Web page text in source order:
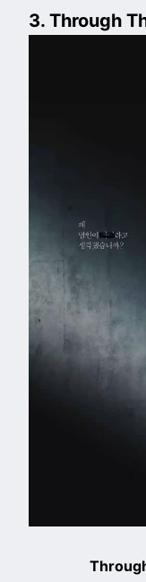
3. Through